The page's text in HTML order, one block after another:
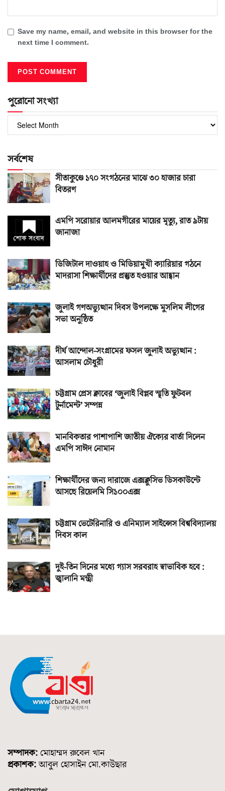
Save my name, email, and website in this browser for the
next time I comment.
পুরোনো সংখ্যা
সংখ্যা
সর্বশেষ
সীতাকুণ্ডে ১৭০ সংগঠনের মাঝে ৩০ হাজার চারা
বিতরণ
এমপি সরোয়ার আলমগীরের মায়ের মৃত্যু, রাত ৯টায়
জানাজা
ডিজিটাল দাওয়াহ ও মিডিয়ামুখী ক্যারিয়ার গঠনে
মাদরাসা শিক্ষার্থীদের প্রস্তুত হওয়ার আহ্বান
জুলাই গণঅভ্যুত্থান দিবস উপলক্ষে মুসলিম লীগের
সভা অনুষ্ঠিত
দীর্ঘ আন্দোল-সংগ্রামের ফসল জুলাই অভ্যুত্থান :
আসলাম চৌধুরী
চট্টগ্রাম প্রেস ক্লাবের ‘জুলাই বিপ্লব স্মৃতি ফুটবল
টুর্নামেন্ট’ সম্পন্ন
মানবিকতার পাশাপাশি জাতীয় ঐক্যের বার্তা দিলেন
এমপি সাঈদ নোমান
শিক্ষার্থীদের জন্য দারাজে এক্সক্লুসিভ ডিসকাউন্টে
আসছে রিয়েলমি সি১০০এক্স
চট্টগ্রাম ভেটেরিনারি ও এনিম্যাল সাইন্সেস বিশ্ববিদ্যালয়
দিবস কাল
দুই-তিন দিনের মধ্যে গ্যাস সরবরাহ স্বাভাবিক হবে :
জ্বালানি মন্ত্রী
সম্পাদক: মোহাম্মদ রুবেল খান
প্রকাশক:আবুল হোসাইন মো.কাউছার